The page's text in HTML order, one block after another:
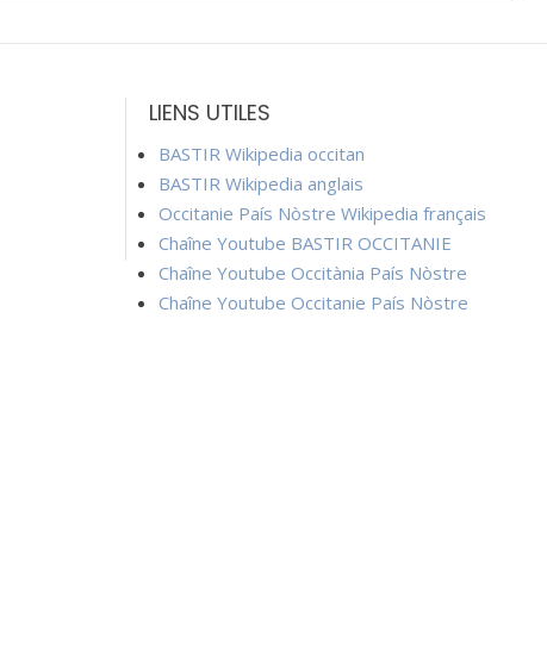
LIENS UTILES
BASTIR Wikipedia occitan
BASTIR Wikipedia anglais
Occitanie País Nòstre Wikipedia français
Chaîne Youtube BASTIR OCCITANIE
Chaîne Youtube Occitània País Nòstre
Chaîne Youtube Occitanie País Nòstre